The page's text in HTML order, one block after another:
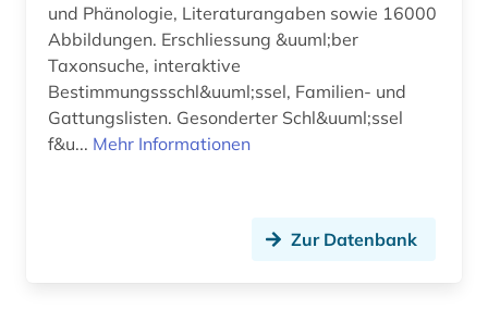
herbarium (1)
hersteller (1)
high throughput screening (1)
hirnforschung (1)
holzbearbeitung (1)
und Phänologie, Literaturangaben sowie 16000
Abbildungen. Erschliessung &uuml;ber
Taxonsuche, interaktive
Bestimmungssschl&uuml;ssel, Familien- und
Gattungslisten. Gesonderter Schl&uuml;ssel
f&u... Mehr Informationen
Zur Datenbank